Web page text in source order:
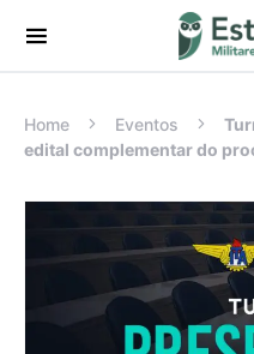
Procurar:
Home Eventos
edital complementar do